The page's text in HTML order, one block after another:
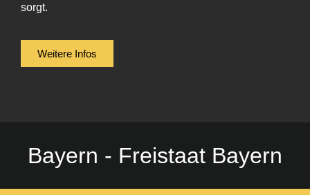
sorgt.
Weitere Infos
Bayern - Freistaat Bayern